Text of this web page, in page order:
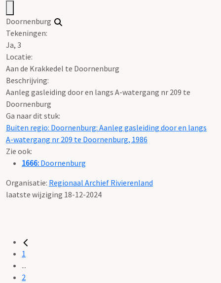
Doornenburg
Tekeningen:
Ja, 3
Locatie:
Aan de Krakkedel te Doornenburg
Beschrijving:
Aanleg gasleiding door en langs A-watergang nr 209 te
Doornenburg
Ga naar dit stuk:
Buiten regio: Doornenburg: Aanleg gasleiding door en langs
A-watergang nr 209 te Doornenburg, 1986
Zie ook:
1666: Doornenburg
Organisatie: Regionaal Archief Rivierenland
laatste wijziging 18-12-2024
1
...
2